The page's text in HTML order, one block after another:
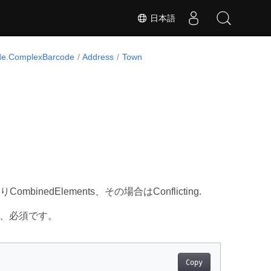
日本語
Address Town
CombinedElements、その場合はConflicting.
必須です。
Copy